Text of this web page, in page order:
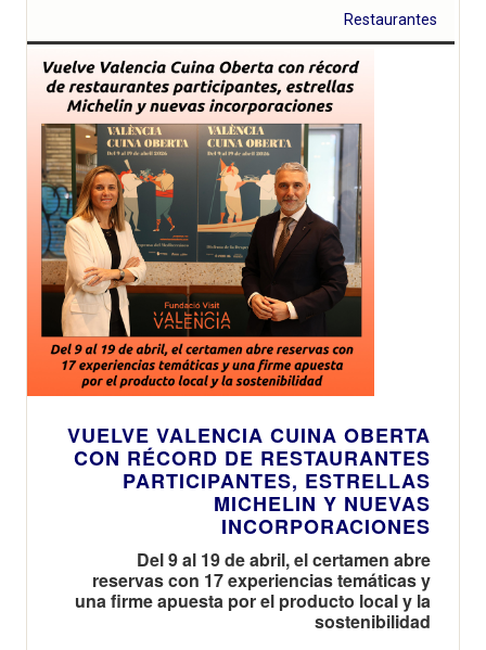
Restaurantes
VUELVE VALENCIA CUINA OBERTA
CON RÉCORD DE RESTAURANTES
PARTICIPANTES, ESTRELLAS
MICHELIN Y NUEVAS
INCORPORACIONES
Del 9 al 19 de abril, el certamen abre
reservas con 17 experiencias temáticas y
una firme apuesta por el producto local y la
sostenibilidad